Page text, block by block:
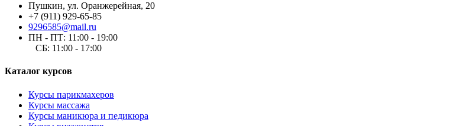
Пушкин, ул. Оранжерейная, 20
+7 (911) 929-65-85
9296585@mail.ru
ПН - ПТ: 11:00 - 19:00
СБ: 11:00 - 17:00
Каталог курсов
Курсы парикмахеров
Курсы массажа
Курсы маникюра и педикюра